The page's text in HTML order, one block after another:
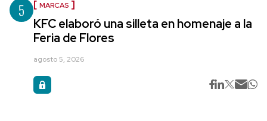
5 MARCAS
KFC elaboró una silleta en homenaje a la
Feria de Flores
agosto 5, 2026